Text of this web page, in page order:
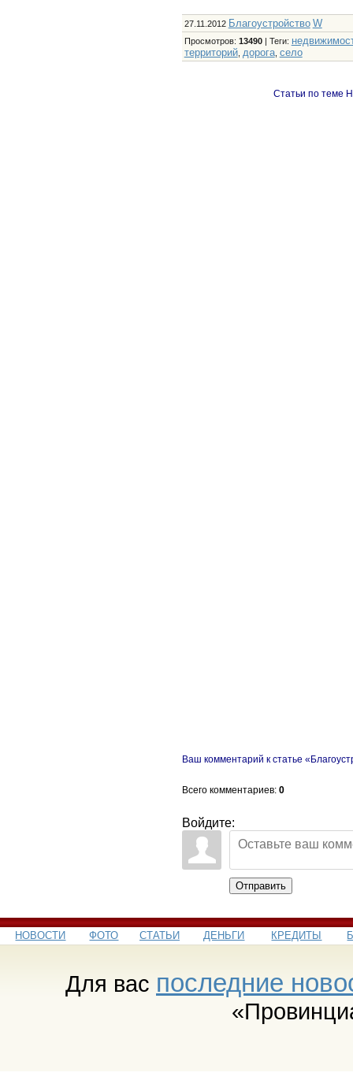
27.11.2012 Благоустройство W
Просмотров: 13490| Теги:
территорий, дорога, село
Статьи по теме
Ваш комментарий к статье
Всего комментариев: 0
Войдите:
Отправить
НОВОСТИ ФОТО СТАТЬИ ДЕНЬГИ КРЕДИТЫ
Для вас последние